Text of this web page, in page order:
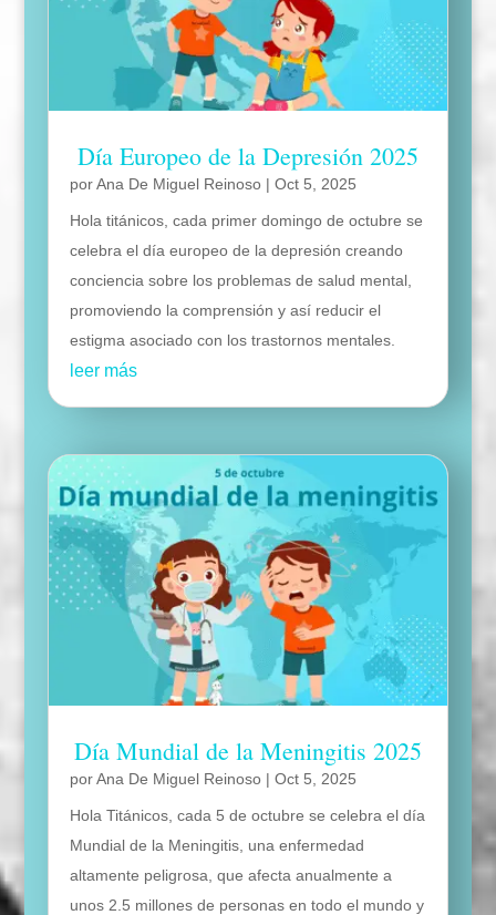
Día Europeo de la Depresión 2025
porAna De Miguel Reinoso| Oct 5, 2025
Hola titánicos, cada primer domingo de octubre se
celebra el día europeo de la depresión creando
conciencia sobre los problemas de salud mental,
promoviendo la comprensión y así reducir el
estigma asociado con los trastornos mentales.
leer más
Día Mundial de la Meningitis 2025
porAna De Miguel Reinoso| Oct 5, 2025
Hola Titánicos, cada 5 de octubre se celebra el día
Mundial de la Meningitis, una enfermedad
altamente peligrosa, que afecta anualmente a
unos 2.5 millones de personas en todo el mundo y